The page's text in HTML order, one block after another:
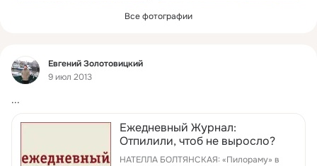
Все фотографии
Фид
Евгений Золотовицкий
9 июл 2013
...
Ежедневный Журнал:
Отпилили, чтоб не выросло?
НАТЕЛЛА БОЛТЯНСКАЯ: «Пилораму» в